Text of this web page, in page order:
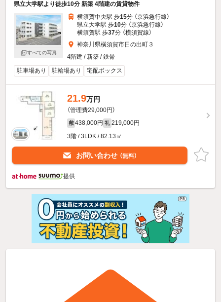
県立大学駅より徒歩10分 新築 4階建の賃貸物件
すべての写真
横須賀中央駅 歩15分 （京浜急行線）
県立大学駅 歩10分 （京浜急行線）
横須賀駅 歩37分 （横須賀線）
神奈川県横須賀市日の出町３
4階建 / 新築 / 鉄骨
駐車場あり
駐輪場あり 宅配ボックス
21.9万円
（管理費29,000円）
敷 438,000円 礼 219,000円
3階 / 3LDK / 82.13㎡
お問い合わせ （無料）
提供